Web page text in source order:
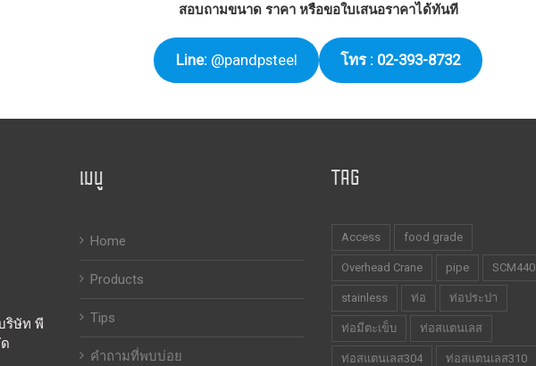
สอบถามขนาด ราคา หรือขอใบเสนอราคาได้ทันที
Line:@pandpsteel โทร : 02-393-8732
ริษัท พี
เมนู
Home
Products
Tips
คำถามที่พบบ่อย
TAG
Access food grade
Overhead Crane pipe SCM440
stainless ท่อ ท่อประปา
ท่อมีตะเข็บ ท่อสแตนเลส
ท่อสแตนเลส304 ท่อสแตนเลส310